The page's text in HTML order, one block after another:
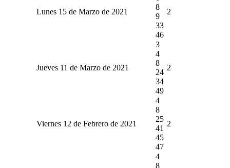
Lunes 15 de Marzo de 2021
8
9
33
46
2
Jueves 11 de Marzo de 2021
3
4
8
24
34
49
2
Viernes 12 de Febrero de 2021
4
8
25
41
45
47
2
4
8